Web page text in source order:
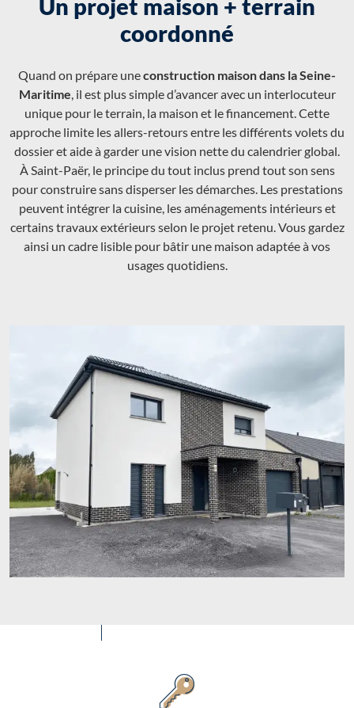
Un projet maison + terrain
coordonné
Quand on prépare uneconstruction maison dans la Seine-
Maritime, il est plus simple d’avancer avec un interlocuteur
unique pour le terrain, la maison et le financement. Cette
approche limite les allers-retours entre les différents volets du
dossier et aide à garder une vision nette du calendrier global.
À Saint-Paër, le principe du tout inclus prend tout son sens
pour construire sans disperser les démarches. Les prestations
peuvent intégrer la cuisine, les aménagements intérieurs et
certains travaux extérieurs selon le projet retenu. Vous gardez
ainsi un cadre lisible pour bâtir une maison adaptée à vos
usages quotidiens.